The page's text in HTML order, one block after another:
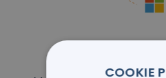
COOKIE